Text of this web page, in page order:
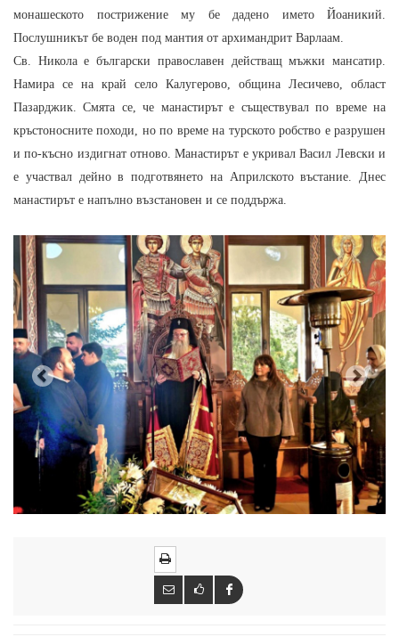
монашеското пострижение му бе дадено името Йоаникий.
Послушникът бе воден под мантия от архимандрит Варлаам.
Св. Никола е български православен действащ мъжки мансатир.
Намира се на край село Калугерово, община Лесичево, област
Пазарджик. Смята се, че манастирът е съществувал по време на
кръстоносните походи, но по време на турското робство е разрушен
и по-късно издигнат отново. Манастирът е укривал Васил Левски и
е участвал дейно в подготвянето на Априлското въстание. Днес
манастирът е напълно възстановен и се поддържа.